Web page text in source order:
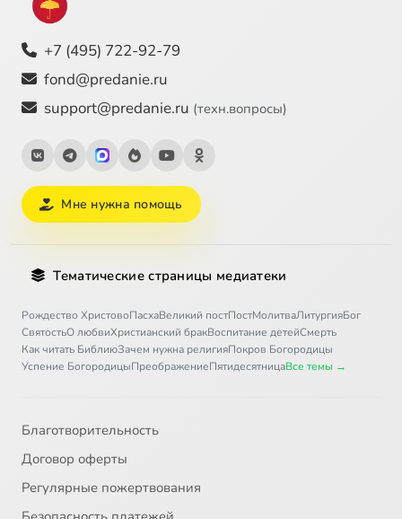
+7 (495) 722-92-79
fond@predanie.ru
support@predanie.ru (техн.вопросы)
Мне нужна помощь
Тематические страницы медиатеки
Рождество ХристовоПасхаВеликий постПостМолитваЛитургияБог
СвятостьО любвиХристианский бракВоспитание детейСмерть
Как читать БиблиюЗачем нужна религияПокров Богородицы
Успение БогородицыПреображениеПятидесятницаВсе темы →
Благотворительность
Договор оферты
Регулярные пожертвования